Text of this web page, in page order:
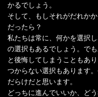
かるでしょう。
そして、もしそれがだれか
だったら？
私たちは常に、何かを選択
の選択もあるでしょう。で
と後悔してしまうこともあ
つからない選択もあります
だらけだと思います。
どっちに進んでいいか、ど